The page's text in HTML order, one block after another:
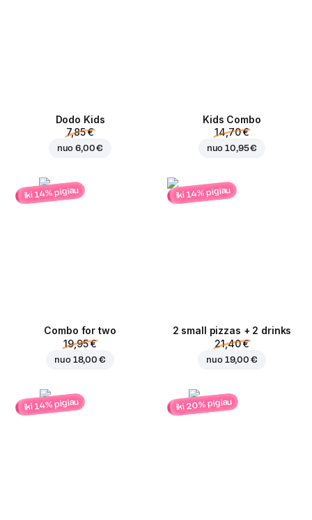
Dodo Kids
7,85 €
nuo6,00 €
Kids Combo
14,70 €
nuo10,95 €
iki 14% pigiau
Combo for two
19,95 €
nuo 18,00 €
iki 14% pigiau
2 small pizzas + 2 drinks
21,40 €
nuo 19,00 €
iki 14% pigiau iki 20% pigiau